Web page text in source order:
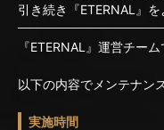
引き続き『ETERNAL』
『ETERNAL』運営チーム
以下の内容でメンテナン
実施時間